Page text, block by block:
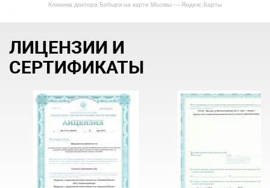
Клиника доктора Бобыря на карте Москвы — Яндекс Карты
ЛИЦЕНЗИИ И
СЕРТИФИКАТЫ